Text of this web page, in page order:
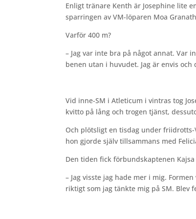
Enligt tränare Kenth är Josephine lite
sparringen av VM-löparen Moa
Varför 400 m?
– Jag var inte bra på något annat. Var
benen utan i huvudet. Jag är envis
Vid inne-SM i Atleticum i vintras tog
kvitto på lång och trogen tjänst,
Och plötsligt en tisdag under
hon gjorde själv tillsammans med
Den tiden fick förbundskaptenen
– Jag visste jag hade mer i mig.
riktigt som jag tänkte mig på SM. Blev